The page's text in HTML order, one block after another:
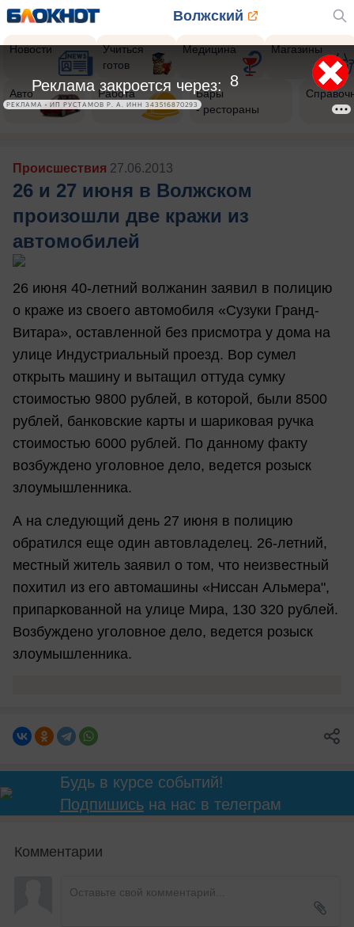
Волжский
Новости
Учиться
готов
Медицина Магазины
Авто Работа
Бары
- рестораны
Происшествия 27.06.2013
26 и 27 июня в Волжском
произошли две кражи из
автомобилей
26 июня 40-летний волжанин заявил в полицию
о краже из своего автомобиля «Сузуки Гранд-
Витара», оставленной без присмотра у дома на
улице Индустриальный проезд. Вор сумел
открыть машину и вытащил оттуда сумку
стоимостью 9800 рублей, в которой, были 8500
рублей, банковские карты и шариковая ручка
стоимостью 6000 рублей. По данному факту
возбуждено уголовное дело, ведется розыск
злоумышленника.
А на следующий день 27 июня в полицию
обратился еще один автовладелец. 26-летний,
местный житель заявил о том, что неизвестный
похитил из его автомашины «Ниссан Альмера",
припаркованной на улице Мира, 130 320 рублей.
Возбуждено уголовное дело, ведется розыск
злоумышленника.
Будь в курсе событий!
Подпишисьна нас в телеграм
Комментарии
5
Реклама закроется через:
РЕКЛАМА • ИП РУСТАМОВ Р. А. ИНН 343516870293